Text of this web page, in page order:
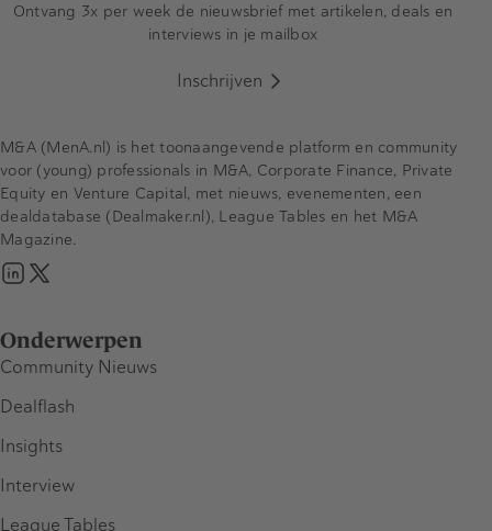
Ontvang 3x per week de nieuwsbrief met artikelen, deals en
interviews in je mailbox
Inschrijven
Onderwerpen
Community Nieuws
Dealflash
Insights
Interview
League Tables
M&A (MenA.nl) is het toonaangevende platform en community
voor (young) professionals in M&A, Corporate Finance, Private
Equity en Venture Capital, met nieuws, evenementen, een
dealdatabase (Dealmaker.nl), League Tables en het M&A
Magazine.